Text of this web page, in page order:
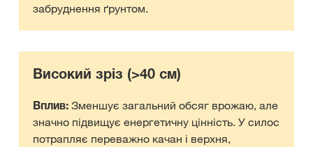
забруднення ґрунтом.
Високий зріз (>40 см)
Вплив: Зменшує загальний обсяг врожаю, але
значно підвищує енергетичну цінність. У силос
потрапляє переважно качан і верхня,